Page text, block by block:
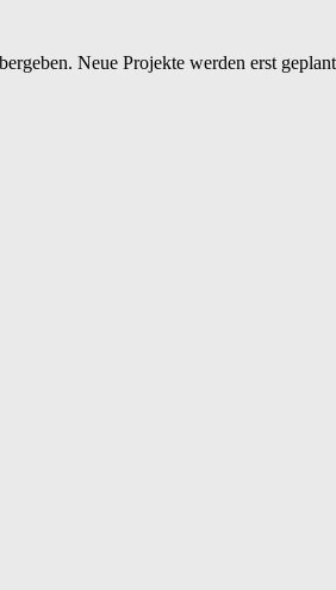
Neue Projekte werden erst